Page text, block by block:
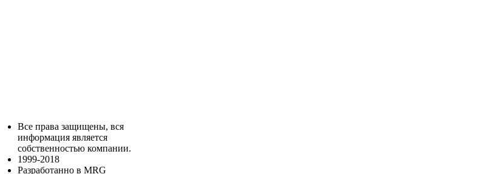
Все права защищены, вся
информация является
собственностью компании.
1999-2018
Разработанно в MRG